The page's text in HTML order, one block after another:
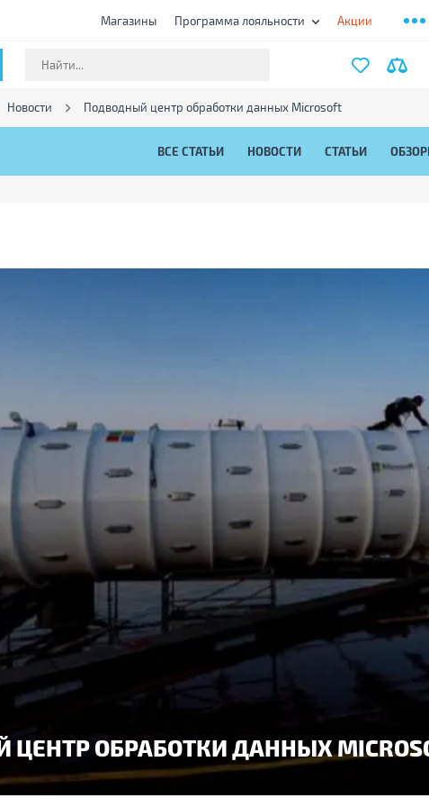
Магазины Программа лояльности Акции
Новости Подводный центр обработки данных Microsoft
ВСЕ СТАТЬИ НОВОСТИ СТАТЬИ
ОБРАБОТКИ ДАННЫХ